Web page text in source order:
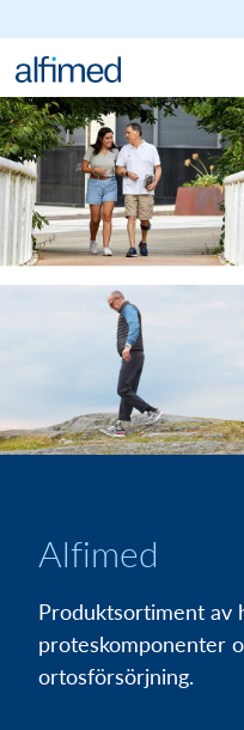
Hoppa till innehåll
Alfimed
Produktsortiment av
proteskomponenter
ortosförsörjning.